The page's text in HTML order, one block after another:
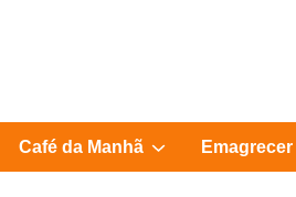
Café da Manhã ShowEmagrecer